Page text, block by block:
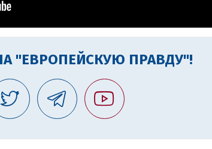
"ЕВРОПЕЙСКУЮ ПРАВДУ"!